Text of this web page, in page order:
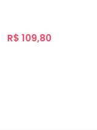
R$ 109,80